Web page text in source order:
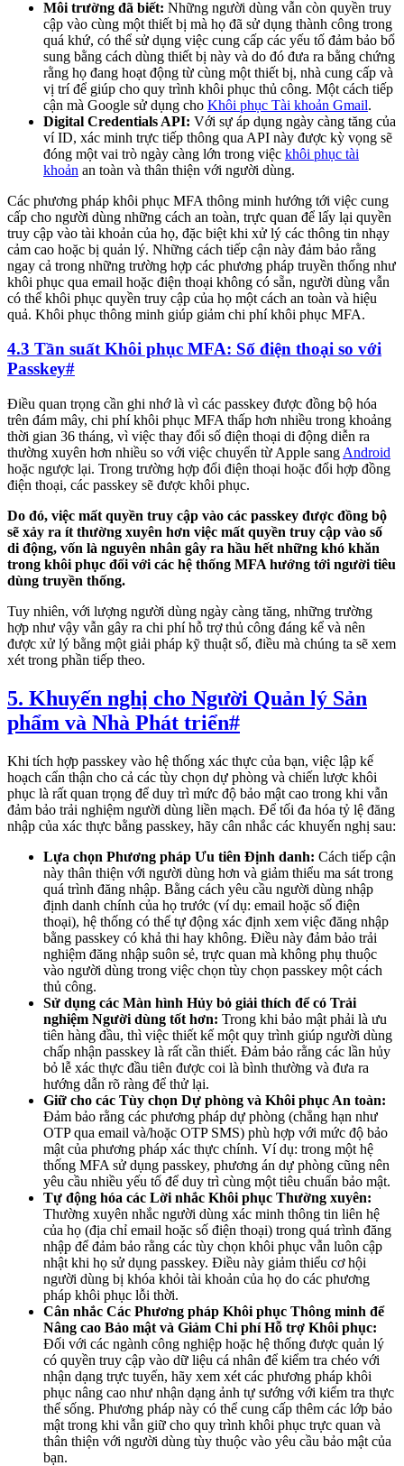
Môi trường đã biết: Những người dùng vẫn còn quyền truy
cập vào cùng một thiết bị mà họ đã sử dụng thành công trong
quá khứ, có thể sử dụng việc cung cấp các yếu tố đảm bảo bổ
sung bằng cách dùng thiết bị này và do đó đưa ra bằng chứng
rằng họ đang hoạt động từ cùng một thiết bị, nhà cung cấp và
vị trí để giúp cho quy trình khôi phục thủ công. Một cách tiếp
cận mà Google sử dụng cho Khôi phục Tài khoản Gmail.
Digital Credentials API: Với sự áp dụng ngày càng tăng của
ví ID, xác minh trực tiếp thông qua API này được kỳ vọng sẽ
đóng một vai trò ngày càng lớn trong việc khôi phục tài
khoản an toàn và thân thiện với người dùng.
Các phương pháp khôi phục MFA thông minh hướng tới việc cung
cấp cho người dùng những cách an toàn, trực quan để lấy lại quyền
truy cập vào tài khoản của họ, đặc biệt khi xử lý các thông tin nhạy
cảm cao hoặc bị quản lý. Những cách tiếp cận này đảm bảo rằng
ngay cả trong những trường hợp các phương pháp truyền thống như
khôi phục qua email hoặc điện thoại không có sẵn, người dùng vẫn
có thể khôi phục quyền truy cập của họ một cách an toàn và hiệu
quả. Khôi phục thông minh giúp giảm chi phí khôi phục MFA.
4.3 Tần suất Khôi phục MFA: Số điện thoại so với
Passkey#
Điều quan trọng cần ghi nhớ là vì các passkey được đồng bộ hóa
trên đám mây, chi phí khôi phục MFA thấp hơn nhiều trong khoảng
thời gian 36 tháng, vì việc thay đổi số điện thoại di động diễn ra
thường xuyên hơn nhiều so với việc chuyển từ Apple sang Android
hoặc ngược lại. Trong trường hợp đổi điện thoại hoặc đổi hợp đồng
điện thoại, các passkey sẽ được khôi phục.
Do đó, việc mất quyền truy cập vào các passkey được đồng bộ
sẽ xảy ra ít thường xuyên hơn việc mất quyền truy cập vào số
di động, vốn là nguyên nhân gây ra hầu hết những khó khăn
trong khôi phục đối với các hệ thống MFA hướng tới người tiêu
dùng truyền thống.
Tuy nhiên, với lượng người dùng ngày càng tăng, những trường
hợp như vậy vẫn gây ra chi phí hỗ trợ thủ công đáng kể và nên
được xử lý bằng một giải pháp kỹ thuật số, điều mà chúng ta sẽ xem
xét trong phần tiếp theo.
5. Khuyến nghị cho Người Quản lý Sản
phẩm và Nhà Phát triển#
Khi tích hợp passkey vào hệ thống xác thực của bạn, việc lập kế
hoạch cẩn thận cho cả các tùy chọn dự phòng và chiến lược khôi
phục là rất quan trọng để duy trì mức độ bảo mật cao trong khi vẫn
đảm bảo trải nghiệm người dùng liền mạch. Để tối đa hóa tỷ lệ đăng
nhập của xác thực bằng passkey, hãy cân nhắc các khuyến nghị sau:
Lựa chọn Phương pháp Ưu tiên Định danh: Cách tiếp cận
này thân thiện với người dùng hơn và giảm thiểu ma sát trong
quá trình đăng nhập. Bằng cách yêu cầu người dùng nhập
định danh chính của họ trước (ví dụ: email hoặc số điện
thoại), hệ thống có thể tự động xác định xem việc đăng nhập
bằng passkey có khả thi hay không. Điều này đảm bảo trải
nghiệm đăng nhập suôn sẻ, trực quan mà không phụ thuộc
vào người dùng trong việc chọn tùy chọn passkey một cách
thủ công.
Sử dụng các Màn hình Hủy bỏ giải thích để có Trải
nghiệm Người dùng tốt hơn: Trong khi bảo mật phải là ưu
tiên hàng đầu, thì việc thiết kế một quy trình giúp người dùng
chấp nhận passkey là rất cần thiết. Đảm bảo rằng các lần hủy
bỏ lễ xác thực đầu tiên được coi là bình thường và đưa ra
hướng dẫn rõ ràng để thử lại.
Giữ cho các Tùy chọn Dự phòng và Khôi phục An toàn:
Đảm bảo rằng các phương pháp dự phòng (chẳng hạn như
OTP qua email và/hoặc OTP SMS) phù hợp với mức độ bảo
mật của phương pháp xác thực chính. Ví dụ: trong một hệ
thống MFA sử dụng passkey, phương án dự phòng cũng nên
yêu cầu nhiều yếu tố để duy trì cùng một tiêu chuẩn bảo mật.
Tự động hóa các Lời nhắc Khôi phục Thường xuyên:
Thường xuyên nhắc người dùng xác minh thông tin liên hệ
của họ (địa chỉ email hoặc số điện thoại) trong quá trình đăng
nhập để đảm bảo rằng các tùy chọn khôi phục vẫn luôn cập
nhật khi họ sử dụng passkey. Điều này giảm thiểu cơ hội
người dùng bị khóa khỏi tài khoản của họ do các phương
pháp khôi phục lỗi thời.
Cân nhắc Các Phương pháp Khôi phục Thông minh để
Nâng cao Bảo mật và Giảm Chi phí Hỗ trợ Khôi phục:
Đối với các ngành công nghiệp hoặc hệ thống được quản lý
có quyền truy cập vào dữ liệu cá nhân để kiểm tra chéo với
nhận dạng trực tuyến, hãy xem xét các phương pháp khôi
phục nâng cao như nhận dạng ảnh tự sướng với kiểm tra thực
thể sống. Phương pháp này có thể cung cấp thêm các lớp bảo
mật trong khi vẫn giữ cho quy trình khôi phục trực quan và
thân thiện với người dùng tùy thuộc vào yêu cầu bảo mật của
bạn.